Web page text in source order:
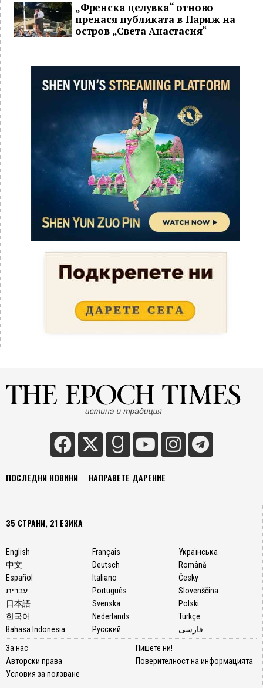
„Френска целувка“ отново
пренася публиката в Париж на
остров „Света Анастасия“
ПОСЛЕДНИ НОВИНИ НАПРАВЕТЕ ДАРЕНИЕ
35 СТРАНИ, 21 ЕЗИКА
English
中文
Español
עברית
日本語
한국어
Bahasa Indonesia
Français
Deutsch
Italiano
Português
Svenska
Nederlands
Русский
Українська
Română
Česky
Slovenščina
Polski
Türkçe
فارسی
За нас
Авторски права
Условия за ползване
Пишете ни!
Поверителност на информацията